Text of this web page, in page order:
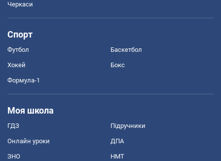
Черкаси
Спорт
Футбол Баскетбол
Хокей Бокс
Формула-1
Моя школа
ГДЗ Підручники
Онлайн уроки ДПА
ЗНО НМТ